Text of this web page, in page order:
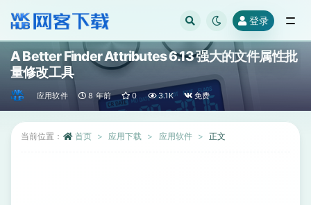
登录
A Better Finder Attributes 6.13 强大的文件属性批
量修改工具
应用软件 8 年前 0 3.1K 免费
当前位置： 首页 应用下载 应用软件 正文
全部